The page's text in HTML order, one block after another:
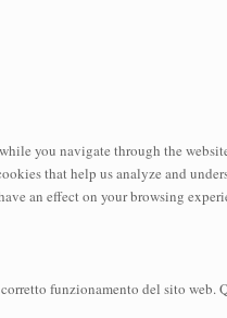
you navigate through the
that help us analyze and
an effect on your browsing
funzionamento del sito